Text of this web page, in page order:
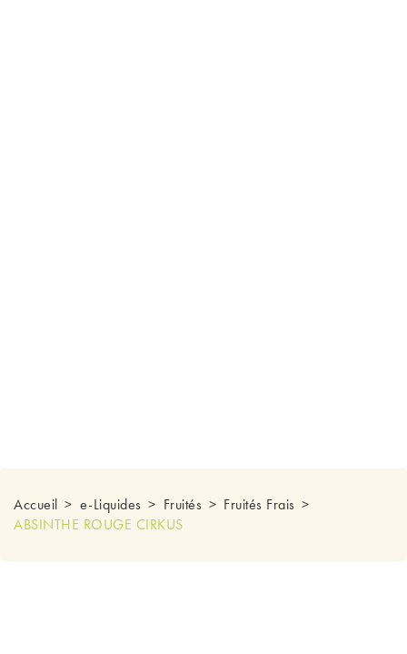
Accueil e-Liquides Fruités
Fruités Frais
ABSINTHE ROUGE CIRKUS